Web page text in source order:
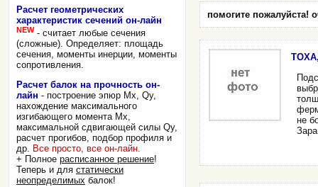
Расчет геометрических
характеристик сечений он-лайн
NEW - считает любые сечения
(сложные). Определяет: площадь
сечения, моменты инерции, моменты
сопротивления.
Расчет балок на прочность он-
лайн - построение эпюр Mx, Qy,
нахождение максимального
изгибающего момента Mx,
максимальной сдвигающей силы Qy,
расчет прогибов, подбор профиля и
др. Все просто, все он-лайн.
+ Полное расписанное решение!
Теперь и для статически
неопределимых балок!
помогите пожалуйста!
не